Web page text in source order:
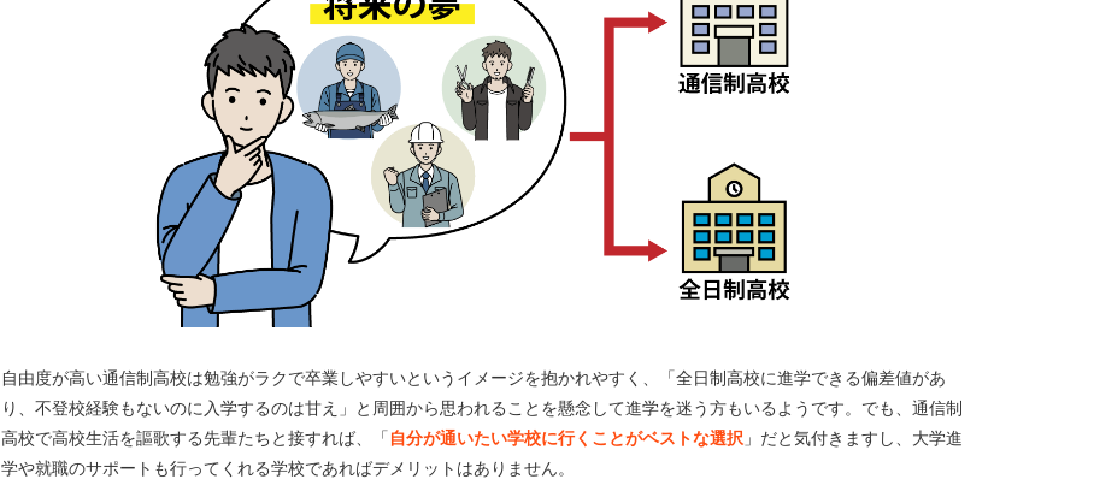
自由度が高い通信制高校は勉強がラクで卒業しやすいというイメージを抱かれやすく、「全日制高校に進学できる偏差値があ
り、不登校経験もないのに入学するのは甘え」と周囲から思われることを懸念して進学を迷う方もいるようです。でも、通信制
高校で高校生活を謳歌する先輩たちと接すれば、「 自分が通いたい学校に行くことがベストな選択」だと気付きますし、大学進
学や就職のサポートも行ってくれる学校であればデメリットはありません。